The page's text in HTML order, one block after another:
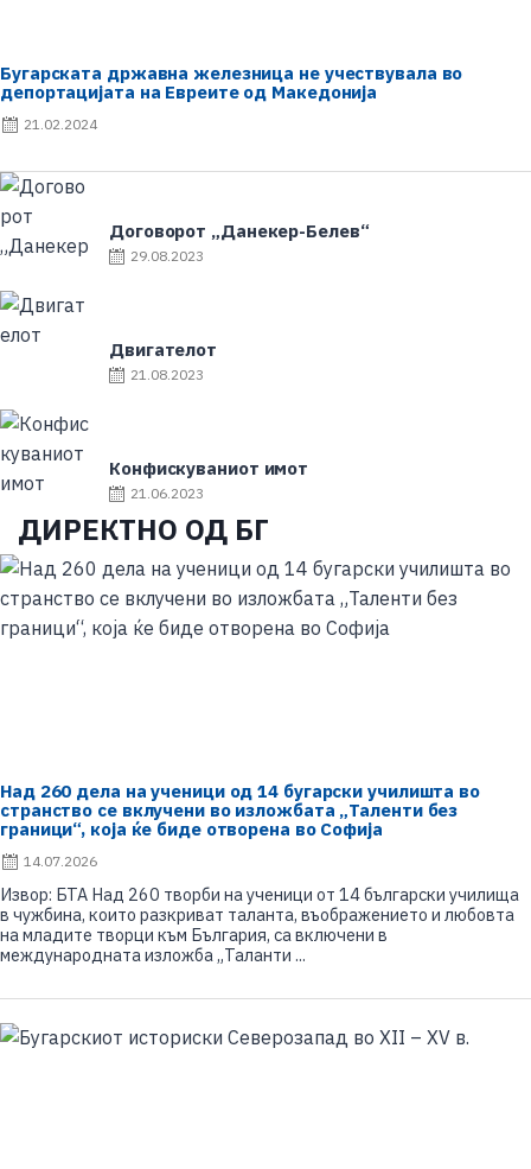
Бугарската државна железница не учествувала во
депортацијата на Евреите од Македонија
P
s
t
e
o
21.02.2024
Договорот „Данекер-Белев“
P
o
29.08.2023
Двигателот
P
o
n
21.08.2023
Конфискуваниот имот
P
e
d
o
21.06.2023
ДИРЕКТНО ОД БГ
Над 260 дела на ученици од 14 бугарски училишта во
странство се вклучени во изложбата „Таленти без
граници“, која ќе биде отворена во Софија
P
s
t
e
14.07.2026
Извор: БТА Над 260 творби на ученици от 14 български училища
в чужбина, които разкриват таланта, въображението и любовта
на младите творци към България, са включени в
международната изложба „Таланти ...